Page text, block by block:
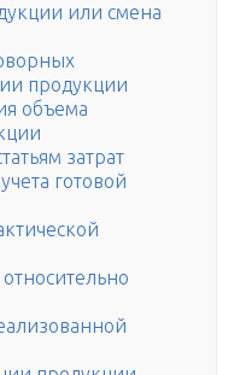
или смена
продукции
объема
затрат
готовой